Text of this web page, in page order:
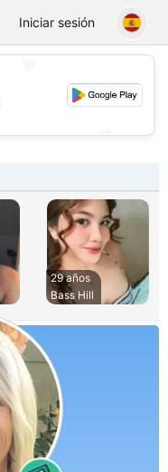
Chat
Iniciar sesión
29 años
Bass Hill